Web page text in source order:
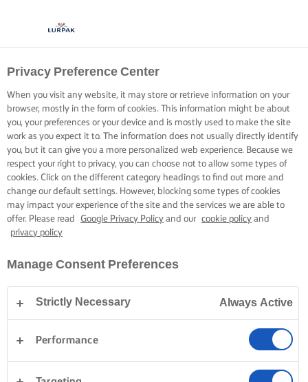
Privacy Preference Center
When you visit any website, it may store or retrieve information on your
browser, mostly in the form of cookies. This information might be about
you, your preferences or your device and is mostly used to make the site
work as you expect it to. The information does not usually directly identify
you, but it can give you a more personalized web experience. Because we
respect your right to privacy, you can choose not to allow some types of
cookies. Click on the different category headings to find out more and
change our default settings. However, blocking some types of cookies
may impact your experience of the site and the services we are able to
offer. Please read
Google Privacy Policy and our cookie policy and
privacy policy
Manage Consent Preferences
Strictly Necessary Always Active
Performance